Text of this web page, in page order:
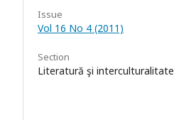
Issue
Vol 16 No 4 (2011)
Section
Literatură şi interculturalitate